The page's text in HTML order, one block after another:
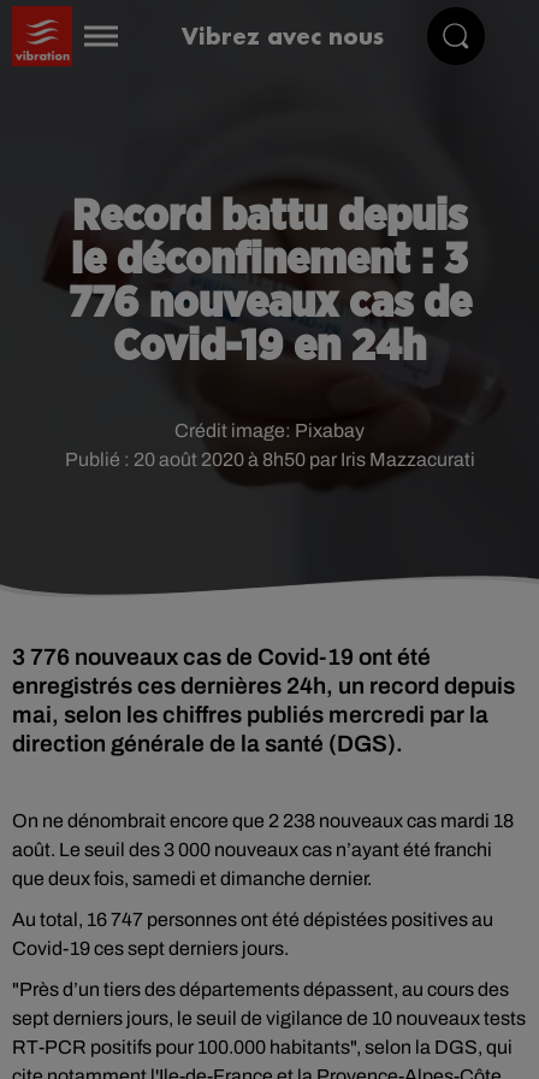
Vibrez avec nous
Record battu depuis
le déconfinement : 3
776 nouveaux cas de
Covid-19 en 24h
Publié : 20 août 2020 à 8h50 par Iris Mazzacurati
Crédit image: Pixabay
3 776 nouveaux cas de Covid-19 ont été
enregistrés ces dernières 24h, un record depuis
mai, selon les chiffres publiés mercredi par la
direction générale de la santé (DGS).
On ne dénombrait encore que 2 238 nouveaux cas mardi 18
août. Le seuil des 3 000 nouveaux cas n’ayant été franchi
que deux fois, samedi et dimanche dernier.
Au total, 16 747 personnes ont été dépistées positives au
Covid-19 ces sept derniers jours.
"Près d’un tiers des départements dépassent, au cours des
sept derniers jours, le seuil de vigilance de 10 nouveaux tests
RT-PCR positifs pour 100.000 habitants", selon la DGS, qui